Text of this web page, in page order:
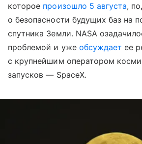
которое произошло 5 августа,
о безопасности будущих баз на
спутника Земли. NASA
проблемой и уже обсуждает ее
с крупнейшим оператором
запусков — SpaceX.